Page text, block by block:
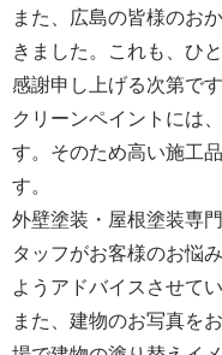
また、広島の皆様のお
きました。これも、ひ
感謝申し上げる次第です
クリーンペイントには
す。そのため高い施工
す。
外壁塗装・屋根塗装専
タッフがお客様のお悩
ようアドバイスさせて
また、建物のお写真を